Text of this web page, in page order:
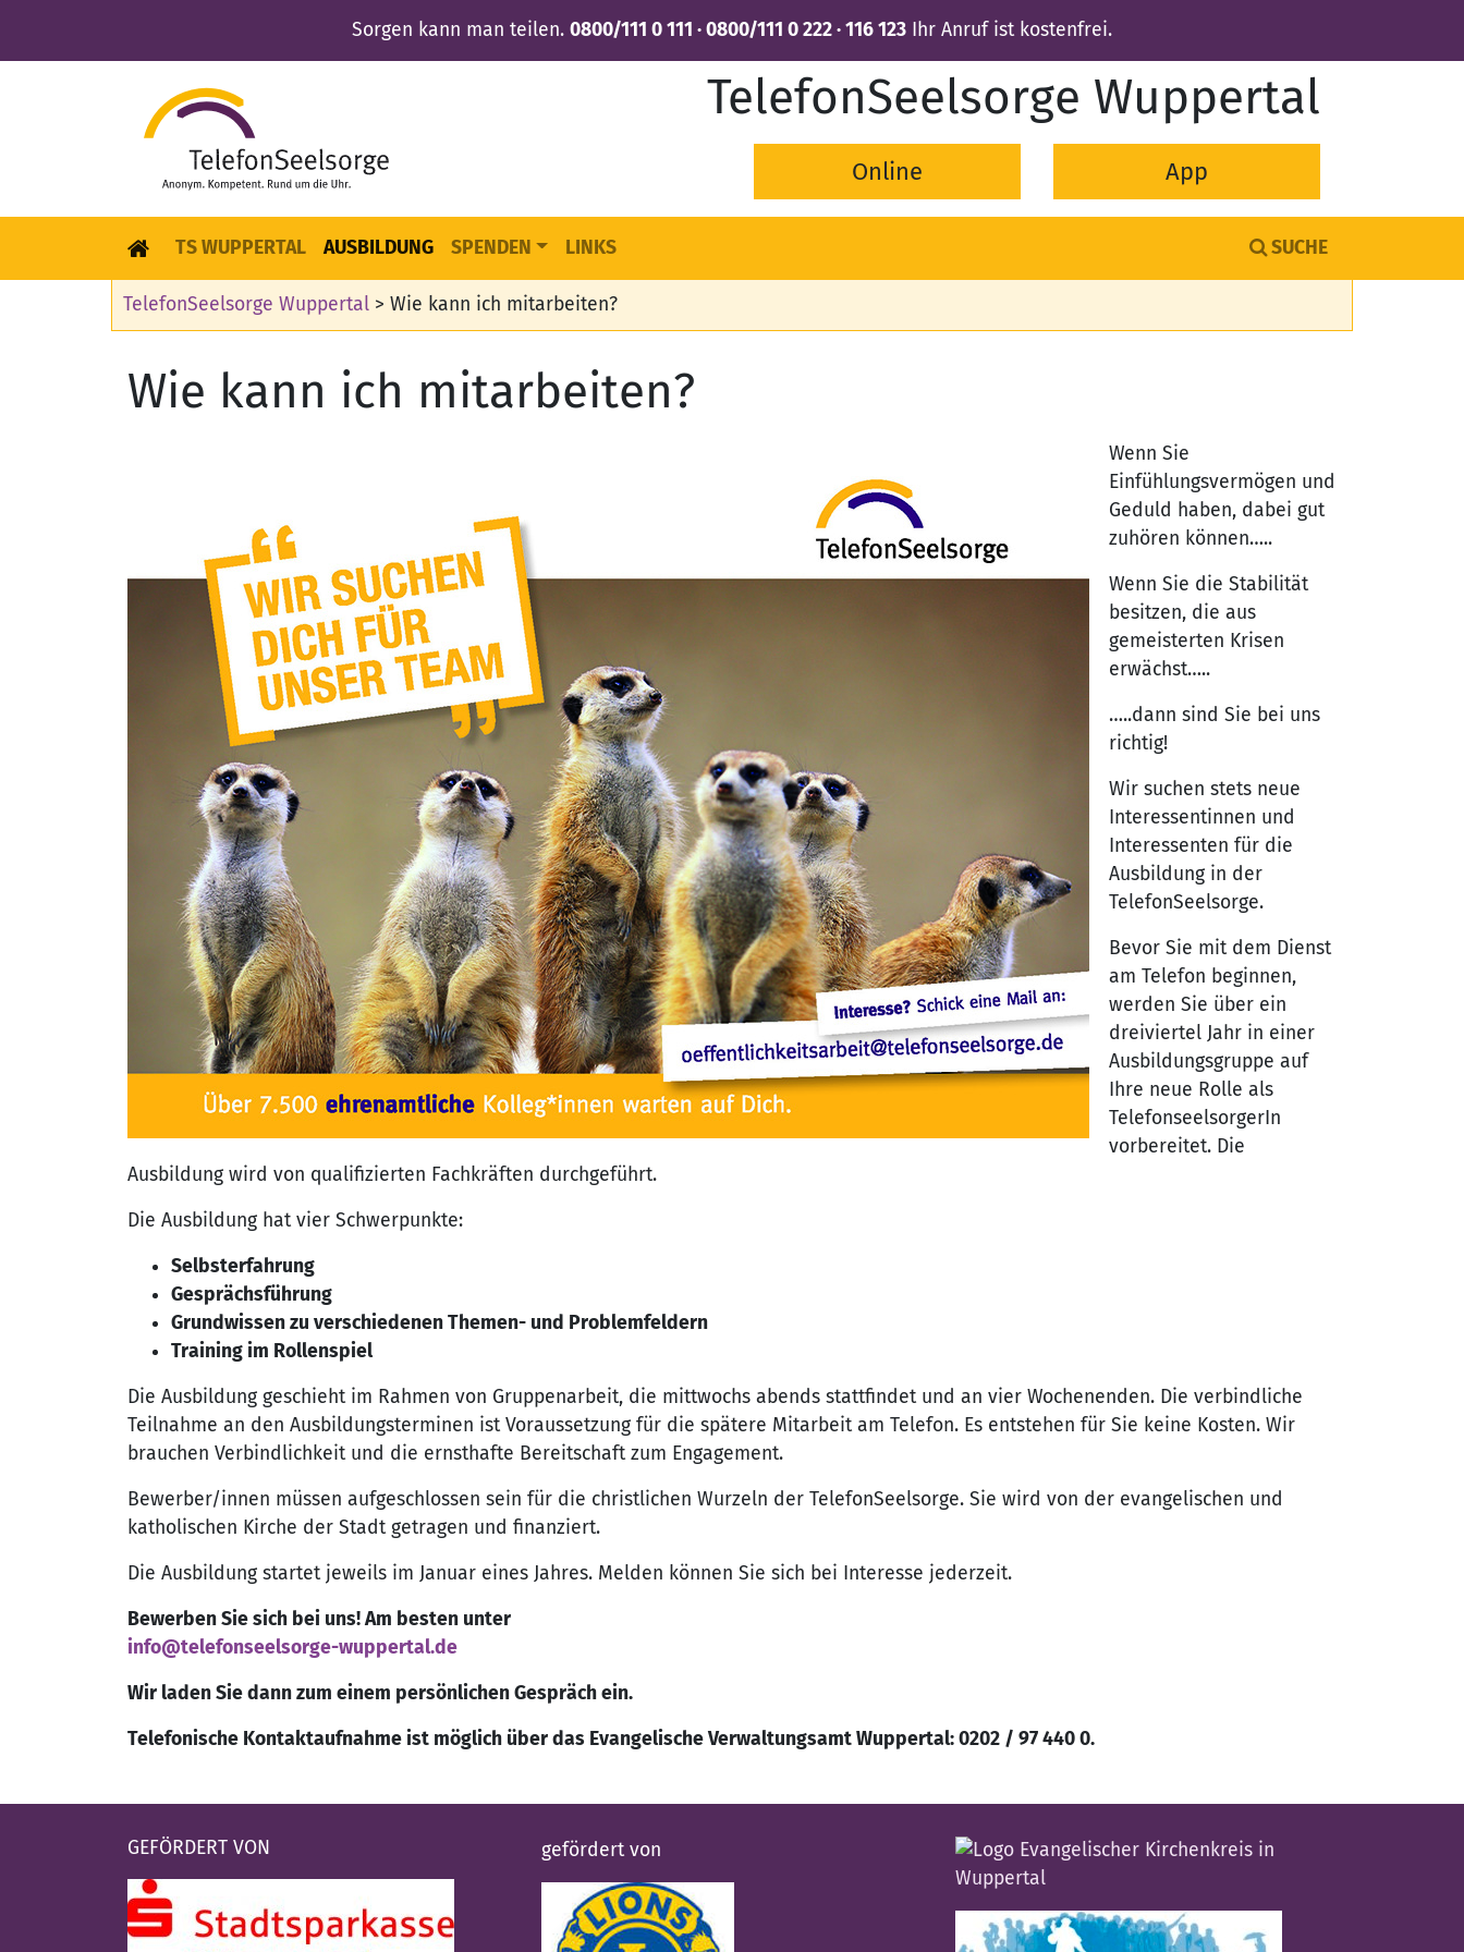
Sorgen kann man teilen. 0800/111 0 111 · 0800/111 0 222 · 116 123 Ihr Anruf ist kostenfrei.
TelefonSeelsorge Wuppertal
Online App
TS WUPPERTAL AUSBILDUNG SPENDEN LINKS SUCHE
TelefonSeelsorge Wuppertal > Wie kann ich mitarbeiten?
Wie kann ich mitarbeiten?
Wenn Sie
Einfühlungsvermögen und
Geduld haben, dabei gut
zuhören können…..
Wenn Sie die Stabilität
besitzen, die aus
gemeisterten Krisen
erwächst…..
…..dann sind Sie bei uns
richtig!
Wir suchen stets neue
Interessentinnen und
Interessenten für die
Ausbildung in der
TelefonSeelsorge.
Bevor Sie mit dem Dienst
am Telefon beginnen,
werden Sie über ein
dreiviertel Jahr in einer
Ausbildungsgruppe auf
Ihre neue Rolle als
TelefonseelsorgerIn
vorbereitet. Die
Ausbildung wird von qualifizierten Fachkräften durchgeführt.
Die Ausbildung hat vier Schwerpunkte:
Selbsterfahrung
Gesprächsführung
Grundwissen zu verschiedenen Themen- und Problemfeldern
Training im Rollenspiel
Die Ausbildung geschieht im Rahmen von Gruppenarbeit, die mittwochs abends stattfindet und an vier Wochenenden. Die verbindliche
Teilnahme an den Ausbildungsterminen ist Voraussetzung für die spätere Mitarbeit am Telefon. Es entstehen für Sie keine Kosten. Wir
brauchen Verbindlichkeit und die ernsthafte Bereitschaft zum Engagement.
Bewerber/innen müssen aufgeschlossen sein für die christlichen Wurzeln der TelefonSeelsorge. Sie wird von der evangelischen und
katholischen Kirche der Stadt getragen und finanziert.
Die Ausbildung startet jeweils im Januar eines Jahres. Melden können Sie sich bei Interesse jederzeit.
Bewerben Sie sich bei uns! Am besten unter
info@telefonseelsorge-wuppertal.de
Wir laden Sie dann zum einem persönlichen Gespräch ein.
Telefonische Kontaktaufnahme ist möglich über das Evangelische Verwaltungsamt Wuppertal: 0202 / 97 440 0.
GEFÖRDERT VON gefördert von